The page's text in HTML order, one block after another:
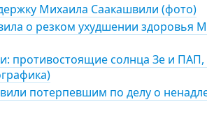
Михаила Саакашвили (фото)
о резком ухудшении здоровья
противостоящие солнца Зе и
потерпевшим по делу о